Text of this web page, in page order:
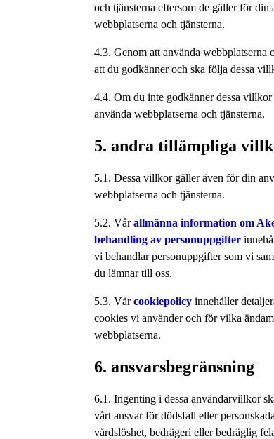
och tjänsterna eftersom de gäller för din
webbplatserna och tjänsterna.
4.3. Genom att använda webbplatserna
att du godkänner och ska följa dessa
4.4. Om du inte godkänner dessa
använda webbplatserna och tjänsterna.
5. andra tillämpliga
5.1. Dessa villkor gäller även för din
webbplatserna och tjänsterna.
5.2. Vårallmänna information om
behandling av personuppgifter
vi behandlar personuppgifter som vi
du lämnar till oss.
5.3. Vårcookiepolicy innehåller
cookies vi använder och för vilka
webbplatserna.
6. ansvarsbegränsning
6.1. Ingenting i dessa användarvillkor
vårt ansvar för dödsfall eller
vårdslöshet, bedrägeri eller bedräglig